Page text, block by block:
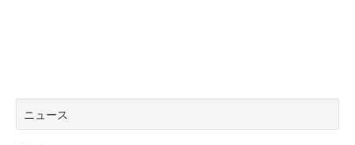
ニュース